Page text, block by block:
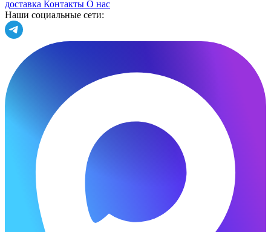
доставка Контакты О нас
Наши социальные сети: